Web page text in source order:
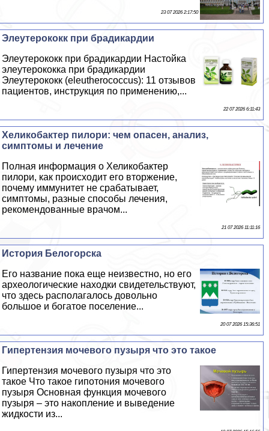
23 07 2026 2:17:50
Элеутерококк при брадикардии
Элеутерококк при брадикардии Настойка
элеутерококка при брадикардии
Элеутерококк (eleutherococcus): 11 отзывов
пациентов, инструкция по применению,...
22 07 2026 6:11:43
Хеликобактер пилори: чем опасен, анализ,
симптомы и лечение
Полная информация о Хеликобактер
пилори, как происходит его вторжение,
почему иммунитет не сpaбатывает,
симптомы, разные способы лечения,
рекомендованные врачом...
21 07 2026 11:11:16
История Белогорска
Его название пока еще неизвестно, но его
археологические находки свидетельствуют,
что здесь располагалось довольно
большое и богатое поселение...
20 07 2026 15:36:51
Гипертензия мочевого пузыря что это такое
Гипертензия мочевого пузыря что это
такое Что такое гипотония мочевого
пузыря Основная функция мочевого
пузыря – это накопление и выведение
жидкости из...